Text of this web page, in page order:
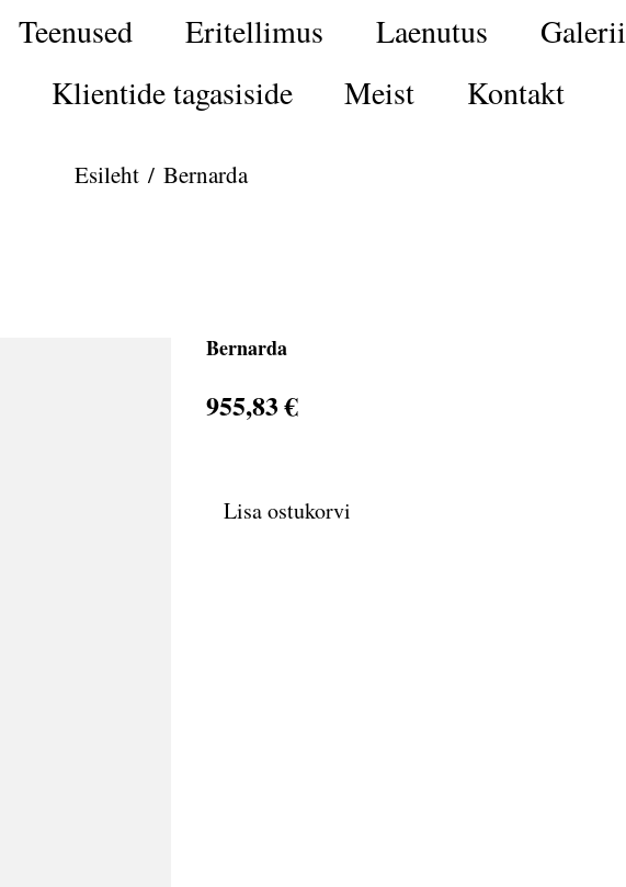
Teenused Eritellimus Laenutus
Galerii
Klientide tagasiside Meist Kontakt
Esileht / Bernarda
Bernarda
955,83 €
Lisa ostukorvi